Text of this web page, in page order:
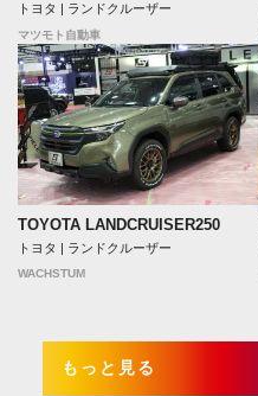
トヨタ | ランドクルーザー
マツモト自動車
TOYOTA LANDCRUISER250
トヨタ | ランドクルーザー
WACHSTUM
もっと見る